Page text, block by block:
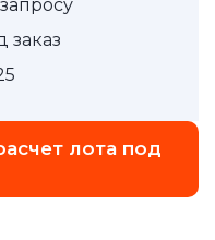
заказ
лота под